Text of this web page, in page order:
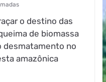
o destino das
de biomassa
desmatamento no
amazônica